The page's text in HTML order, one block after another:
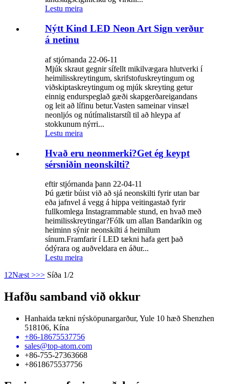
Lestu meira
Nýtt Kind LED Neon Art Sign verður
á netinu
af stjórnanda 22-06-11
Mjúk skraut gegnir sífellt mikilvægara hlutverki í
heimilisskreytingum, skrifstofuskreytingum og
viðskiptaskreytingum og mjúk skreyting getur
einnig endurspeglað gæði skapgerðareigandans
og leit að lífinu betur.Vasten sameinar vinsæl
neonljós og nútímalistarstíl til að hleypa af
stokkunum nýrri...
Lestu meira
Hvað eru neonmerki?Get ég keypt
sérsniðin neonskilti?
eftir stjórnanda þann 22-04-11
Þú gætir búist við að sjá neonskilti fyrir utan bar
eða jafnvel á vegg á hippa veitingastað fyrir
fullkomlega Instagrammable stund, en hvað með
heimilisskreytingar?Fólk um allan Bandaríkin og
heiminn sýnir neonskilti á heimilum
sínum.Framfarir í LED tækni hafa gert það
ódýrara og auðveldara en áður...
Lestu meira
1 2Næst >>> Síða 1/2
Hafðu samband við okkur
Hanhaida tækni nýsköpunargarður, Yule 10 hæð Shenzhen
518106, Kína
+86-18675537756
sales@top-atom.com
+86-755-27363668
+8618675537756